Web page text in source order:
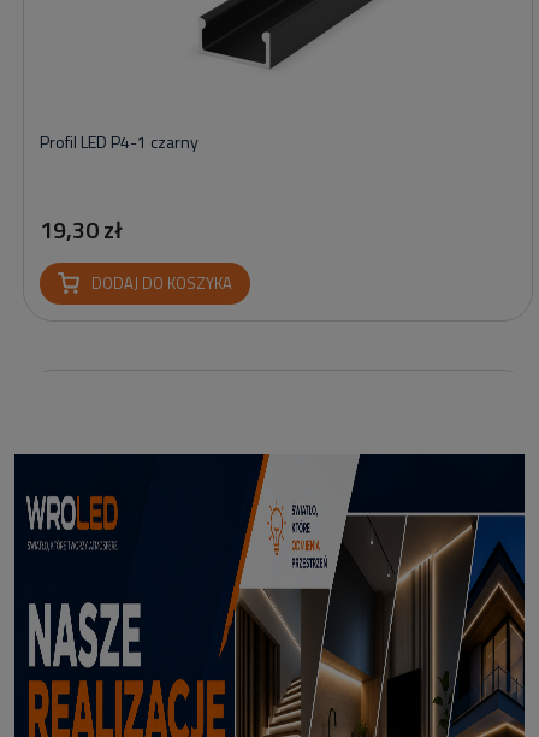
Profil LED P4-1 czarny
19,30 zł
DODAJ DO KOSZYKA
Profil led Profil LED P6-2 ½ biały 3m